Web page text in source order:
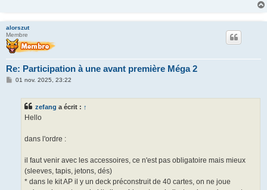
alorszut
Membre
Re: Participation à une avant première Méga 2
M01 nov. 2025, 23:22
zefang a écrit : ↑
Hello
dans l'ordre :
il faut venir avec les accessoires, ce n'est pas obligatoire mais mieux
(sleeves, tapis, jetons, dés)
* dans le kit AP il y un deck préconstruit de 40 cartes, on ne joue